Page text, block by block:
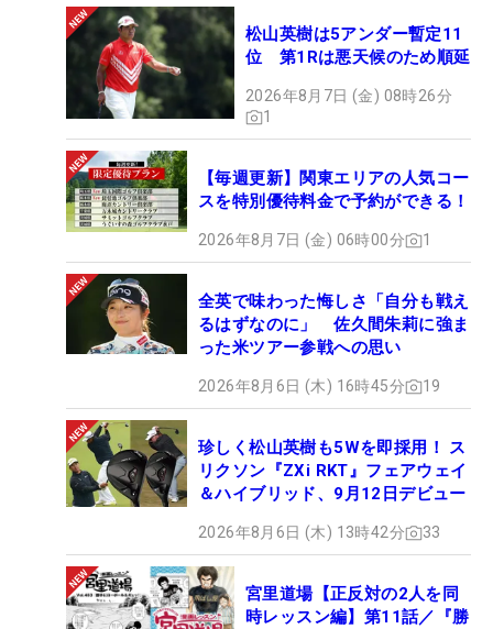
松山英樹は5アンダー暫定11
位 第1Rは悪天候のため順延
2026年8月7日 (金) 08時26分
1
【毎週更新】関東エリアの人気コー
スを特別優待料金で予約ができる！
2026年8月7日 (金) 06時00分 1
全英で味わった悔しさ「自分も戦え
るはずなのに」 佐久間朱莉に強ま
った米ツアー参戦への思い
2026年8月6日 (木) 16時45分 19
珍しく松山英樹も5Wを即採用！ ス
リクソン『ZXi RKT』フェアウェイ
＆ハイブリッド、9月12日デビュー
2026年8月6日 (木) 13時42分 33
宮里道場【正反対の2人を同
時レッスン編】第11話／『勝